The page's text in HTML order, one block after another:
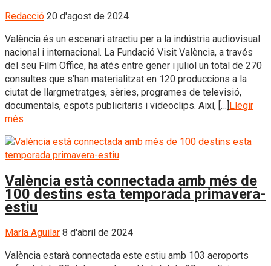
Redacció 20 d'agost de 2024
València és un escenari atractiu per a la indústria audiovisual
nacional i internacional. La Fundació Visit València, a través
del seu Film Office, ha atés entre gener i juliol un total de 270
consultes que s’han materialitzat en 120 produccions a la
ciutat de llargmetratges, sèries, programes de televisió,
documentals, espots publicitaris i videoclips. Així, […]Llegir
més
València està connectada amb més de
100 destins esta temporada primavera-
estiu
María Aguilar 8 d'abril de 2024
València estarà connectada este estiu amb 103 aeroports